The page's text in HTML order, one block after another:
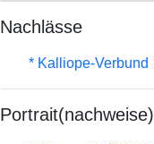
Nachlässe
* Kalliope-Verbund
Portrait(nachweise)